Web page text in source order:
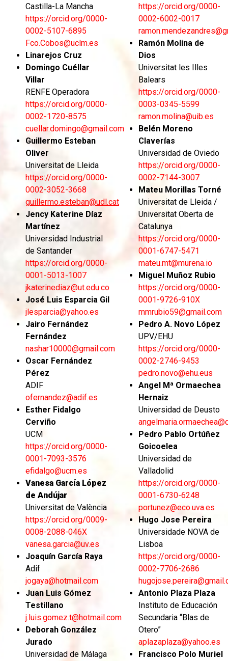
Castilla-La Mancha
https://orcid.org/0000-
0002-5107-6895
Fco.Cobos@uclm.es
Linarejos Cruz
Domingo Cuéllar
Villar
RENFE Operadora
https://orcid.org/0000-
0002-1720-8575
cuellar.domingo@gmail.com
Guillermo Esteban
Oliver
Universitat de Lleida
https://orcid.org/0000-
0002-3052-3668
guillermo.esteban@udl.cat
Jency Katerine Díaz
Martínez
Universidad Industrial
de Santander
https://orcid.org/0000-
0001-5013-1007
jkaterinediaz@ut.edu.co
José Luis Esparcia Gil
jlesparcia@yahoo.es
Jairo Fernández
Fernández
nashar10000@gmail.com
Oscar Fernández
Pérez
ADIF
ofernandez@adif.es
Esther Fidalgo
Cerviño
UCM
https://orcid.org/0000-
0001-7093-3576
efidalgo@ucm.es
Vanesa García López
de Andújar
Universitat de València
https://orcid.org/0009-
0008-2088-046X
vanesa.garcia@uv.es
Joaquín García Raya
Adif
jogaya@hotmail.com
Juan Luis Gómez
Testillano
j.luis.gomez.t@hotmail.com
Deborah González
Jurado
Universidad de Málaga
https://orcid.org/0000-
0002-6002-0017
Ramón Molina de
Dios
Universitat les Illes
Balears
https://orcid.org/0000-
0003-0345-5599
ramon.molina@uib.es
Belén Moreno
Claverías
Universidad de Oviedo
https://orcid.org/0000-
0002-7144-3007
Mateu Morillas Torné
Universitat de Lleida /
Universitat Oberta de
Catalunya
https://orcid.org/0000-
0001-6747-5471
mateu.mt@murena.io
Miguel Muñoz Rubio
https://orcid.org/0000-
0001-9726-910X
mmrubio59@gmail.com
Pedro A. Novo López
UPV/EHU
https://orcid.org/0000-
0002-2746-9453
pedro.novo@ehu.eus
Angel Mª Ormaechea
Hernaiz
Universidad de Deusto
Pedro Pablo Ortúñez
Goicoelea
Universidad de
Valladolid
https://orcid.org/0000-
0001-6730-6248
portunez@eco.uva.es
Hugo Jose Pereira
Universidade NOVA de
Lisboa
https://orcid.org/0000-
0002-7706-2686
Antonio Plaza Plaza
Instituto de Educación
Secundaria “Blas de
Otero”
aplazaplaza@yahoo.es
Francisco Polo Muriel